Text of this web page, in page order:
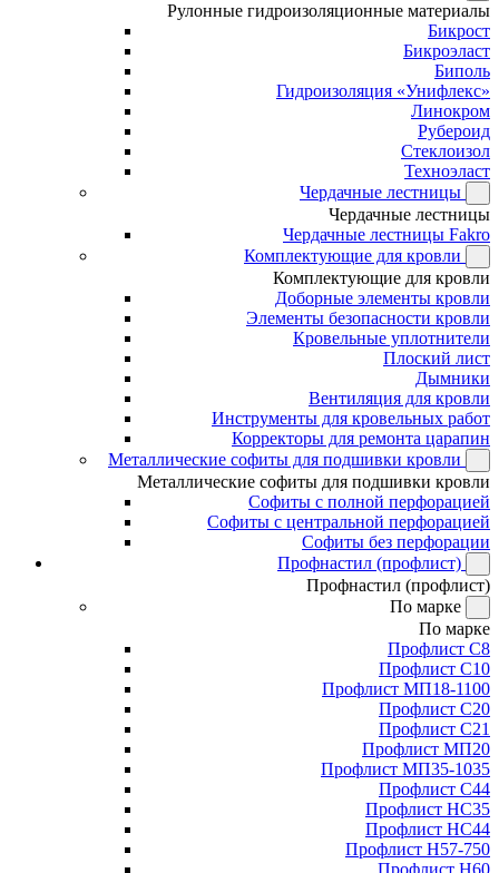
Рулонные гидроизоляционные материалы
Бикрост
Бикроэласт
Биполь
Гидроизоляция «Унифлекс»
Линокром
Рубероид
Стеклоизол
Техноэласт
Чердачные лестницы
Чердачные лестницы
Чердачные лестницы Fakro
Комплектующие для кровли
Комплектующие для кровли
Доборные элементы кровли
Элементы безопасности кровли
Кровельные уплотнители
Плоский лист
Дымники
Вентиляция для кровли
Инструменты для кровельных работ
Корректоры для ремонта царапин
Металлические софиты для подшивки кровли
Металлические софиты для подшивки кровли
Софиты с полной перфорацией
Софиты с центральной перфорацией
Софиты без перфорации
Профнастил (профлист)
Профнастил (профлист)
По марке
По марке
Профлист С8
Профлист С10
Профлист МП18-1100
Профлист С20
Профлист С21
Профлист МП20
Профлист МП35-1035
Профлист С44
Профлист НС35
Профлист НС44
Профлист Н57-750
Профлист Н60